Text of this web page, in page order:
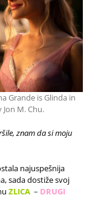
Grande is Glinda in
Jon M. Chu.
znam da si moju
najuspešnija
sada dostiže svoj
ZLICA – DRUGI